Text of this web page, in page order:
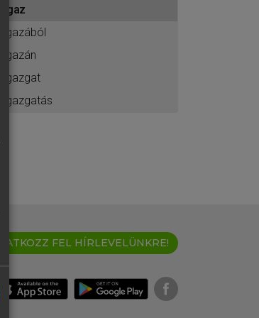
igaz
igazából
igazán
igazgat
igazgatás
IRATKOZZ FEL HÍRLEVELÜNKRE!